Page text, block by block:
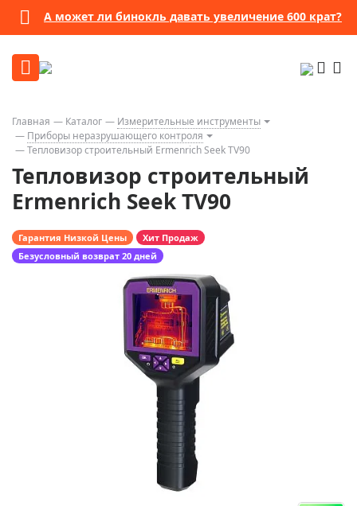
А может ли бинокль давать увеличение 600 крат?
Главная Каталог
Измерительные инструменты
Приборы неразрушающего контроля
Тепловизор строительный Ermenrich Seek TV90
Тепловизор строительный
Ermenrich Seek TV90
Гарантия Низкой Цены
Хит Продаж
Безусловный возврат 20 дней